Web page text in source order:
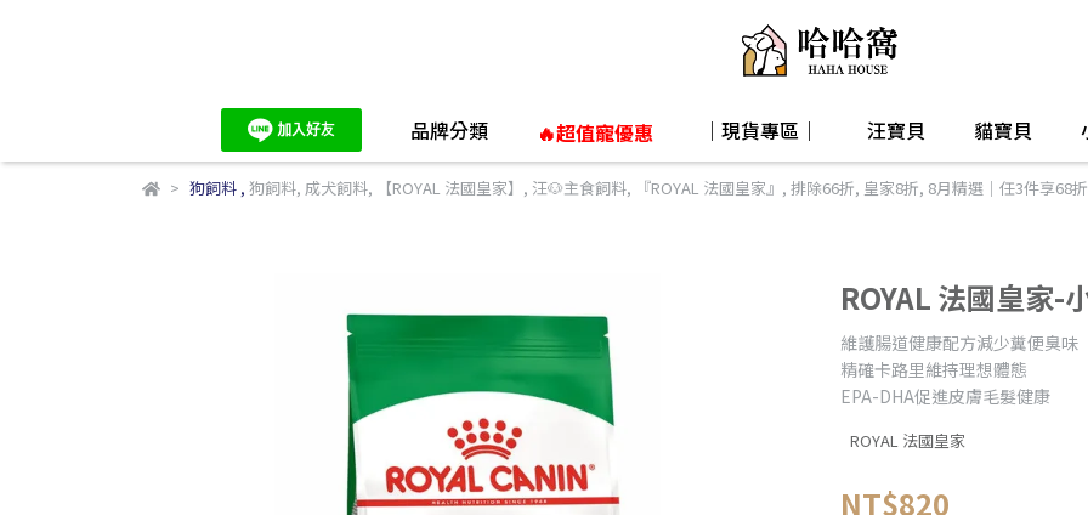
品牌分類 🔥超值寵優惠 ｜現貨專區｜ 汪寶貝 貓寶貝
狗飼料, 狗飼料, 成犬飼料, 【ROYAL 法國皇家】 , 汪🐶主食飼料, 『ROYAL 法國皇家』 , 排除66折, 皇家8折, 8月精選｜任3件享68
ROYAL 法國皇家-
維護腸道健康配方減少糞便臭味
精確卡路里維持理想體態
EPA-DHA促進皮膚毛髮健康
ROYAL 法國皇家
NT$820